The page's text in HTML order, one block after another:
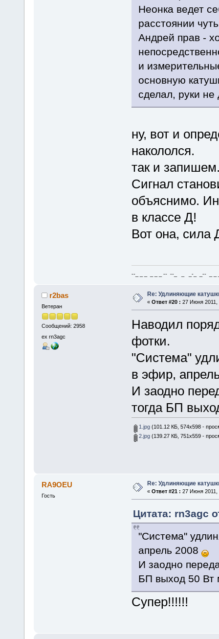
Неонка ведет
расстоянии
Андрей прав -
и
основную
сделал, руки не
ну, вот и
накололся.
так и
Сигнал
объяснимо.
в классе Д!
Вот она, сила
--_ _ _ _ _ _ -- --_ _ _-_ _-- _ _
r2bas
Ветеран
Сообщений: 2958
ex rn3agc
Re: Удлиняющие
« Ответ #20 : 27 Июня 2011,
Наводил
фотки.
"Система"
в эфир,
И заодно
тогда БП
1.jpg(101.12 КБ, 574x598 -
2.jpg(139.27 КБ, 751x559 -
RA9OEU
Гость
Re: Удлиняющие
« Ответ #21 : 27 Июня 2011,
Цитата: rn3agc
"Система"
апрель 2008
И заодно
БП выход 50 Вт
Супер!!!!!!